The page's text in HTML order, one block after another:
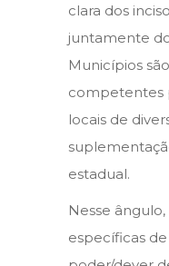
clara dos
juntamente
Municípios
competentes
locais de
estadual.
Nesse
específicas